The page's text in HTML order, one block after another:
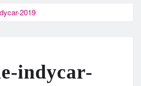
2019
indycar-